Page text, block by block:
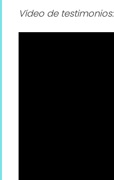
Vídeo de testimonios: